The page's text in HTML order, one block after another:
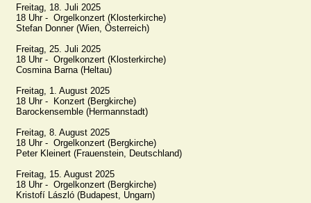
Freitag, 18. Juli 2025
18 Uhr -  Orgelkonzert (Klosterkirche)
Stefan Donner (Wien, Österreich)
Freitag, 25. Juli 2025
18 Uhr -  Orgelkonzert (Klosterkirche)
Cosmina Barna (Heltau)
Freitag, 1. August 2025
18 Uhr -  Konzert (Bergkirche)
Barockensemble (Hermannstadt)
Freitag, 8. August 2025
18 Uhr -  Orgelkonzert (Bergkirche)
Peter Kleinert (Frauenstein, Deutschland)
Freitag, 15. August 2025
18 Uhr -  Orgelkonzert (Bergkirche)
Kristofí László (Budapest, Ungarn)